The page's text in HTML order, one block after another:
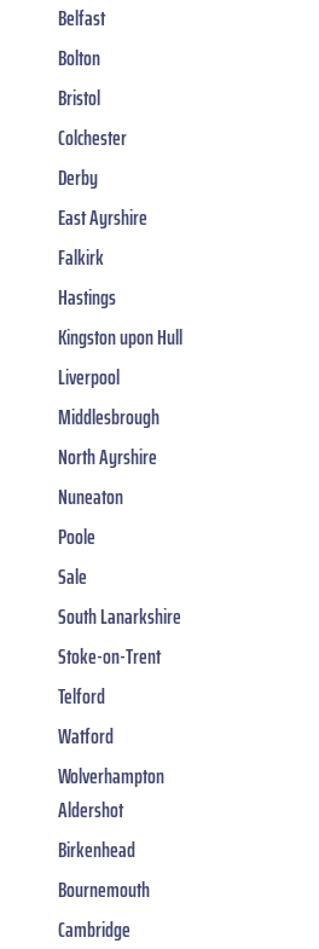
Belfast
Bolton
Bristol
Colchester
Derby
East Ayrshire
Falkirk
Hastings
Kingston upon Hull
Liverpool
Middlesbrough
North Ayrshire
Nuneaton
Poole
Sale
South Lanarkshire
Stoke-on-Trent
Telford
Watford
Wolverhampton
Aldershot
Birkenhead
Bournemouth
Cambridge